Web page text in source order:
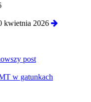
kwietnia 2026
post
w gatunkach